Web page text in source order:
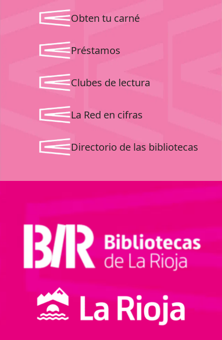
Obten tu carné
Préstamos
Clubes de lectura
La Red en cifras
Directorio de las bibliotecas